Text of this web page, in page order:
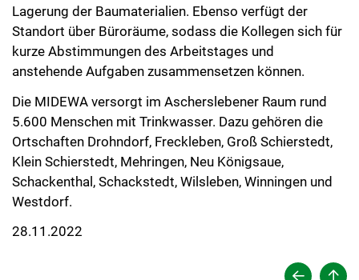
Lagerung der Baumaterialien. Ebenso verfügt der
Standort über Büroräume, sodass die Kollegen sich für
kurze Abstimmungen des Arbeitstages und
anstehende Aufgaben zusammensetzen können.
Die MIDEWA versorgt im Ascherslebener Raum rund
5.600 Menschen mit Trinkwasser. Dazu gehören die
Ortschaften Drohndorf, Freckleben, Groß Schierstedt,
Klein Schierstedt, Mehringen, Neu Königsaue,
Schackenthal, Schackstedt, Wilsleben, Winningen und
Westdorf.
28.11.2022